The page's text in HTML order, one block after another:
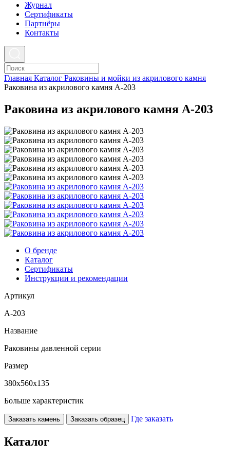
Журнал
Cертификаты
Партнёры
Контакты
Главная Каталог Раковины и мойки из акрилового камня
Раковина из акрилового камня А-203
Раковина из акрилового камня А-203
О бренде
Каталог
Сертификаты
Инструкции и рекомендации
Артикул
А-203
Название
Раковины давленной серии
Размер
380x560x135
Больше характеристик
Заказать камень Заказать образец Где заказать
Каталог